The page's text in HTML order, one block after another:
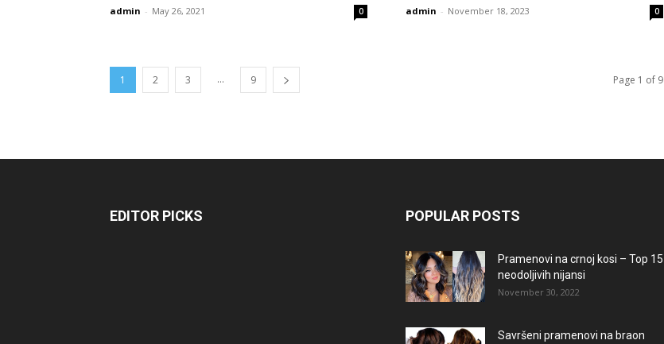
admin - May 26, 2021 0 admin - November 18, 2023 0
1 2 3 ... 9 Page 1 of 9
EDITOR PICKS POPULAR POSTS
Pramenovi na crnoj kosi – Top 15
neodoljivih nijansi
November 30, 2022
Savršeni pramenovi na braon